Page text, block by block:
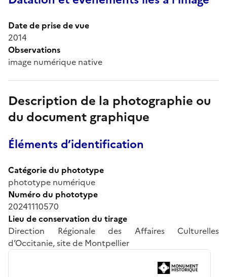
Date de prise de vue
2014
Observations
image numérique native
Description de la photographie ou
du document graphique
Éléments d’identification
Catégorie du phototype
phototype numérique
Numéro du phototype
20241110570
Lieu de conservation du tirage
Direction Régionale des Affaires Culturelles
d’Occitanie, site de Montpellier